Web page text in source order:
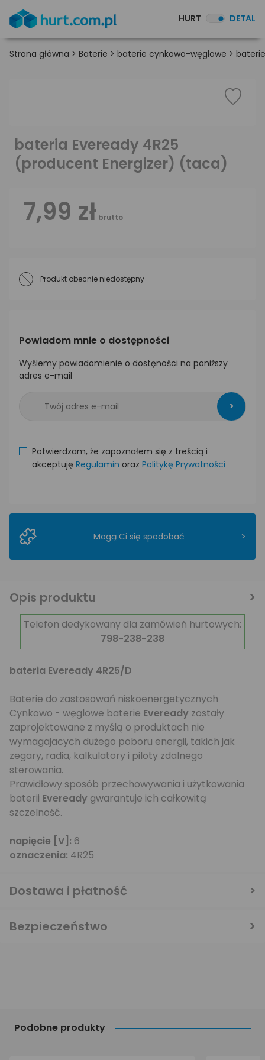
HURT DETAL
Strona główna > Baterie > baterie cynkowo-węglowe >
Podobne produkty
bateria Eveready 4R25
(producent Energizer) (taca)
7,99 zł brutto
Produkt obecnie niedostępny
Powiadom mnie o dostępności
Wyślemy powiadomienie o dostęności na poniższy
adres e-mail
>
Potwierdzam, że zapoznałem się z treścią i
akceptuję Regulamin oraz Politykę Prywatności
Mogą Ci się spodobać >
Opis produktu
Telefon dedykowany dla zamówień hurtowych:
798-238-238
bateria Eveready 4R25/D
Baterie do zastosowań niskoenergetycznych
Cynkowo - węglowe baterie Eveready zostały
zaprojektowane z myślą o produktach nie
wymagajacych dużego poboru energii, takich jak
zegary, radia, kalkulatory i piloty zdalnego
sterowania.
Prawidłowy sposób przechowywania i użytkowania
baterii Eveready gwarantuje ich całkowitą
szczelność.
napięcie [V]: 6
oznaczenia: 4R25
Dostawa i płatność
Bezpieczeństwo